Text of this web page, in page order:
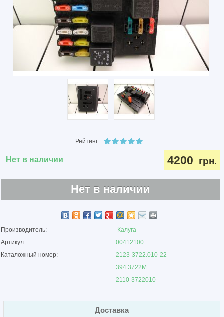
Рейтинг:
Нет в наличии 4200 грн.
Нет в наличии
Производитель:
Калуга
Артикул:
00412100
Каталожный номер:
2123-3722.010-22
394.3722М
2110-3722010
Доставка